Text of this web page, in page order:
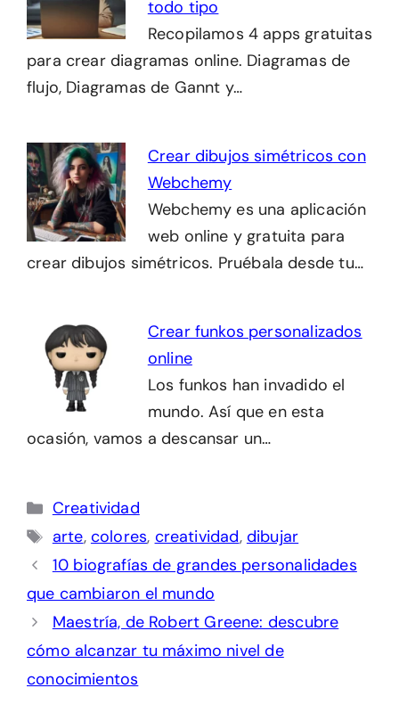
todo tipo
Recopilamos 4 apps gratuitas
para crear diagramas online. Diagramas de
flujo, Diagramas de Gannt y…
Crear dibujos simétricos con
Webchemy
Webchemy es una aplicación
web online y gratuita para
crear dibujos simétricos. Pruébala desde tu…
Crear funkos personalizados
online
Los funkos han invadido el
mundo. Así que en esta
ocasión, vamos a descansar un…
Categorías
Creatividad
Etiquetas
arte, colores, creatividad, dibujar
10 biografías de grandes personalidades
que cambiaron el mundo
Maestría, de Robert Greene: descubre
cómo alcanzar tu máximo nivel de
conocimientos